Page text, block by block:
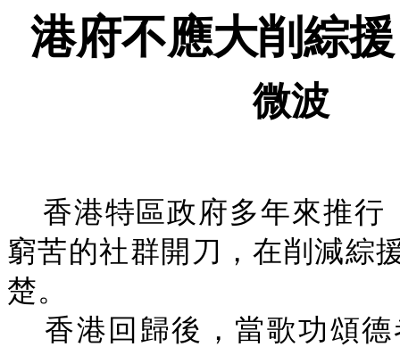
港府不應大削綜
微波
香港特區政府多年來推行
窮苦的社群開刀，在削減綜
楚。
香港回歸後，當歌功頌